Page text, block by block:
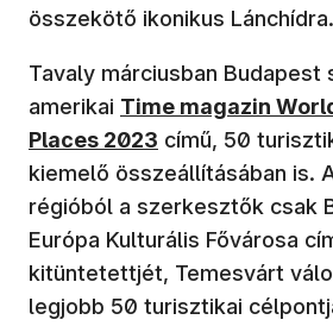
összekötő ikonikus Lánchídra.
Tavaly márciusban Budapest
amerikai (új ablakban nyílik
Time magazin
Places 2023 című, 50
kiemelő összeállításában is.
régióból a szerkesztők csak
Európa Kulturális Fővárosa
kitüntetettjét, Temesvárt
legjobb 50 turisztikai